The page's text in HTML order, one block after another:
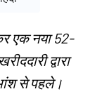
एक नया 52-
द्वारा
से पहले।